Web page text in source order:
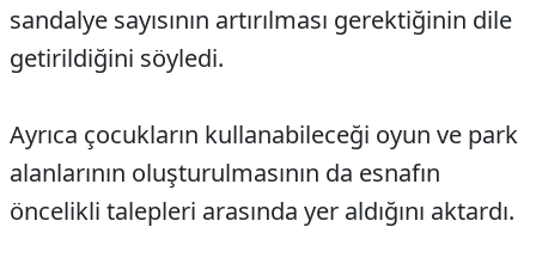
sandalye sayısının artırılması gerektiğinin dile
getirildiğini söyledi.
Ayrıca çocukların kullanabileceği oyun ve park
alanlarının oluşturulmasının da esnafın
öncelikli talepleri arasında yer aldığını aktardı.